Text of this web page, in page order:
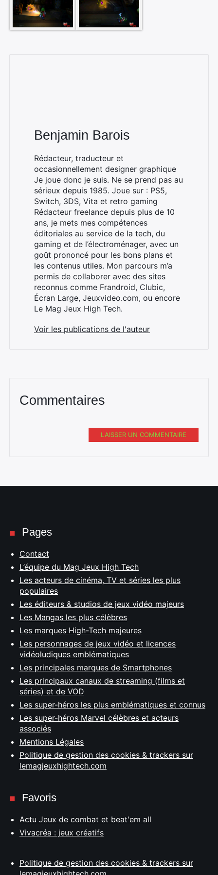
Benjamin Barois
Rédacteur, traducteur et
occasionnellement designer graphique
Je joue donc je suis. Ne se prend pas au
sérieux depuis 1985. Joue sur : PS5,
Switch, 3DS, Vita et retro gaming
Rédacteur freelance depuis plus de 10
ans, je mets mes compétences
éditoriales au service de la tech, du
gaming et de l’électroménager, avec un
goût prononcé pour les bons plans et
les contenus utiles. Mon parcours m’a
permis de collaborer avec des sites
reconnus comme Frandroid, Clubic,
Écran Large, Jeuxvideo.com, ou encore
Le Mag Jeux High Tech.
Voir les publications de l'auteur
Commentaires
LAISSER UN COMMENTAIRE
Pages
Contact
L’équipe du Mag Jeux High Tech
Les acteurs de cinéma, TV et séries les plus
populaires
Les éditeurs & studios de jeux vidéo majeurs
Les Mangas les plus célèbres
Les marques High-Tech majeures
Les personnages de jeux vidéo et licences
vidéoludiques emblématiques
Les principales marques de Smartphones
Les principaux canaux de streaming (films et
séries) et de VOD
Les super-héros les plus emblématiques et connus
Les super-héros Marvel célèbres et acteurs
associés
Mentions Légales
Politique de gestion des cookies & trackers sur
lemagjeuxhightech.com
Favoris
Actu Jeux de combat et beat'em all
Vivacréa : jeux créatifs
Politique de gestion des cookies & trackers sur